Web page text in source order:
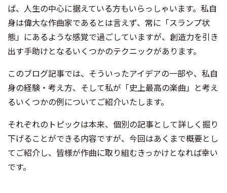
ば、人生の中心に据えている方もいらっしゃいます。私自
身は偉大な作曲家であるとは言えず、常に「スランプ状
態」にあるような感覚で過ごしていますが、創造力を引き
出す手助けとなるいくつかのテクニックがあります。
このブログ記事では、そういったアイデアの一部や、私自
身の経験・考え方、そして私が「史上最高の楽曲」と考え
るいくつかの例についてご紹介いたします。
それぞれのトピックは本来、個別の記事として詳しく掘り
下げることができる内容ですが、今回はあくまで概要とし
てご紹介し、皆様が作曲に取り組むきっかけとなれば幸い
です。